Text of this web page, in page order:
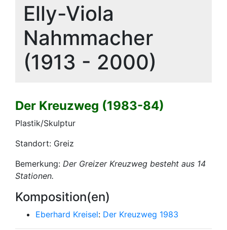
Elly-Viola
Nahmmacher
(1913 - 2000)
Der Kreuzweg (1983-84)
Plastik/Skulptur
Standort: Greiz
Bemerkung: Der Greizer Kreuzweg besteht aus 14
Stationen.
Komposition(en)
Eberhard Kreisel: Der Kreuzweg 1983